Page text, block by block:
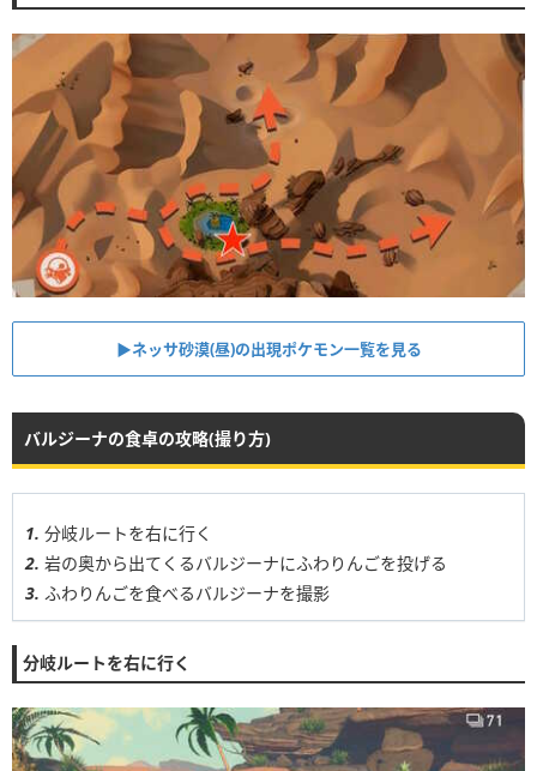
▶︎ネッサ砂漠(昼)の出現ポケモン一覧を見る
バルジーナの食卓の攻略(撮り方)
分岐ルートを右に行く
岩の奥から出てくるバルジーナにふわりんごを投げる
ふわりんごを食べるバルジーナを撮影
分岐ルートを右に行く